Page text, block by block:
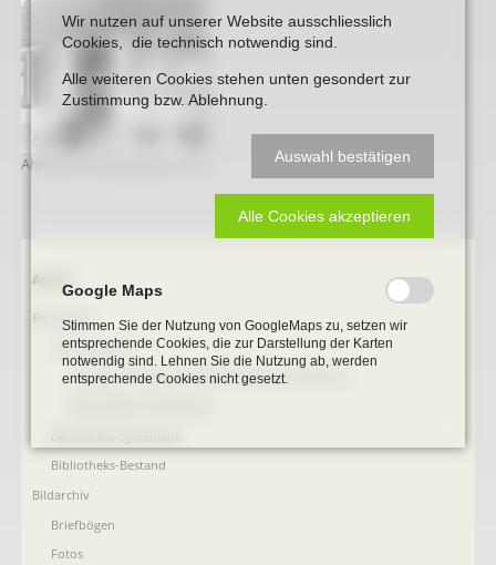
Ahlenstr.Str.26 Josephs 1912
Navigation
überspringen
Archiv
Bibliothek
Online Bücher
100 Jahre Heimat- und Geschichtsverein Beckum
Bibliotheks-Bestand
Bildarchiv
Briefbögen
Fotos
Wir nutzen auf unserer Website ausschliesslich
Cookies, die technisch notwendig sind.
Alle weiteren Cookies stehen unten gesondert zur
Zustimmung bzw. Ablehnung.
Auswahl bestätigen
Alle Cookies akzeptieren
Google Maps
Stimmen Sie der Nutzung von GoogleMaps zu, setzen wir
entsprechende Cookies, die zur Darstellung der Karten
notwendig sind. Lehnen Sie die Nutzung ab, werden
entsprechende Cookies nicht gesetzt.